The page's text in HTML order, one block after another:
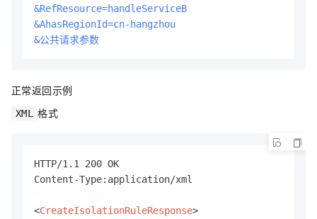
&RefResource=handleServiceB
&AhasRegionId=cn-hangzhou
&公共请求参数
正常返回示例
XML 格式
HTTP/1.1 200 OK
Content-Type:application/xml
<CreateIsolationRuleResponse>